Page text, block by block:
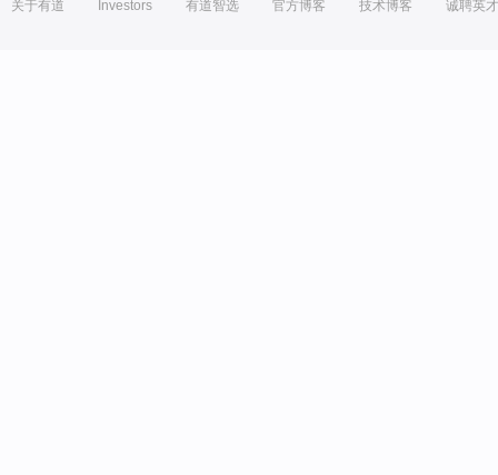
关于有道 Investors 有道智选 官方博客 技术博客 诚聘英才